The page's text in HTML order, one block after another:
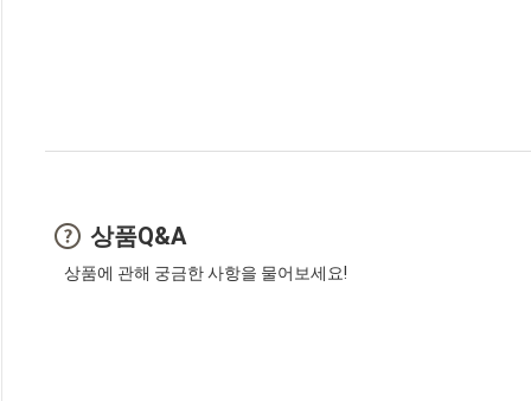
상품Q&A
상품에 관해 궁금한 사항을 물어보세요!